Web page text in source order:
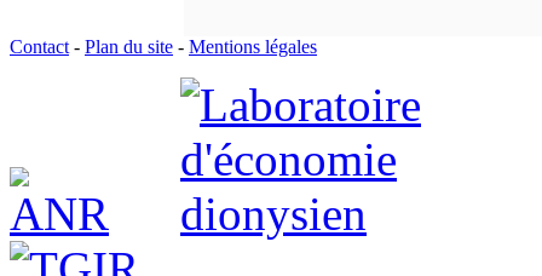
Contact - Plan du site - Mentions légales